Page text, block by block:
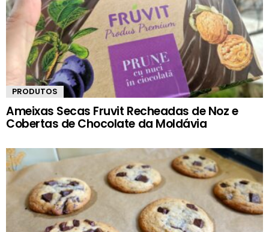
PRODUTOS
Ameixas Secas Fruvit Recheadas de Noz e
Cobertas de Chocolate da Moldávia